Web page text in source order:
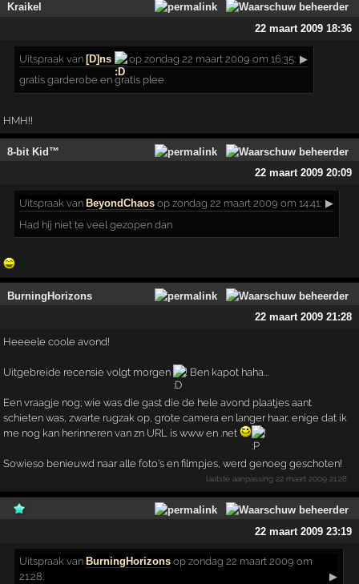
Kraikel
22 maart 2009 18:36
Uitspraak van [D]ns op zondag 22 maart 2009 om 16:35: ▶
gratis garderobe en gratis plee
HMH!!
8-bit Kid™
22 maart 2009 20:09
Uitspraak van BeyondChaos op zondag 22 maart 2009 om 14:41: ▶
Had hij niet te veel gezopen dan
BurningHorizons
22 maart 2009 21:28
Heeeele coole avond!
Uitgebreide recensie volgt morgen ! Ben kapot haha...
Een vraagje nog; wie was die gast die de hele avond plaatjes aant
schieten was, zwarte rugzak op, grote camera en langer haar, enige dat ik
me nog kan herinneren van zn URL is www en .net
!
Sowieso benieuwd naar alle foto's en filmpjes, werd genoeg geschoten!
laatste aanpassing 22 maart 2009 21:28
22 maart 2009 23:19
Uitspraak van BurningHorizons op zondag 22 maart 2009 om
21:28:
▶